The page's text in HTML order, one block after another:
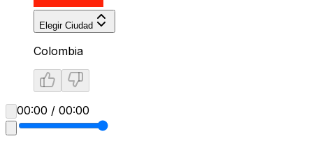
Elegir Ciudad
Colombia
00:00 / 00:00